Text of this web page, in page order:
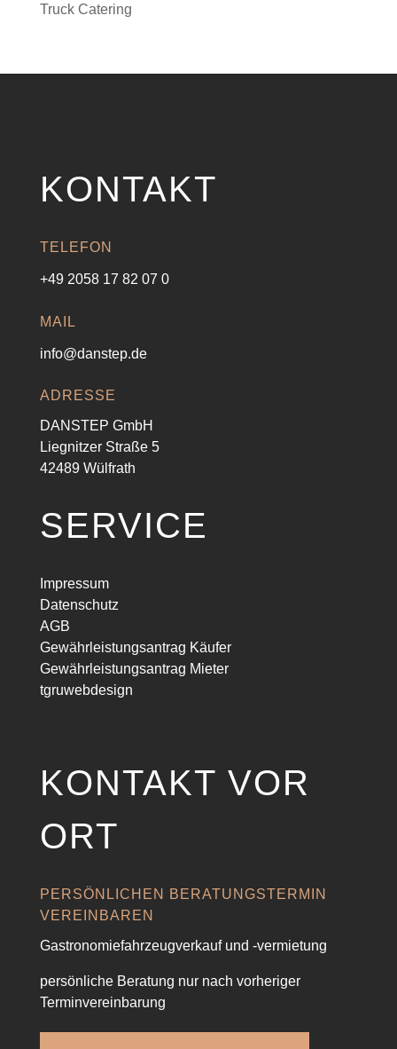
Truck Catering
KONTAKT
TELEFON
+49 2058 17 82 07 0
MAIL
info@danstep.de
ADRESSE
DANSTEP GmbH
Liegnitzer Straße 5
42489 Wülfrath
SERVICE
Impressum
Datenschutz
AGB
Gewährleistungsantrag Käufer
Gewährleistungsantrag Mieter
tgruwebdesign
KONTAKT VOR
ORT
PERSÖNLICHEN BERATUNGSTERMIN
VEREINBAREN
Gastronomiefahrzeugverkauf und -vermietung
persönliche Beratung nur nach vorheriger
Terminvereinbarung